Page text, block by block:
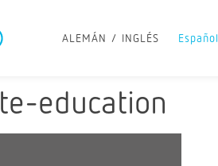
ALEMÁN INGLÉS Español
education